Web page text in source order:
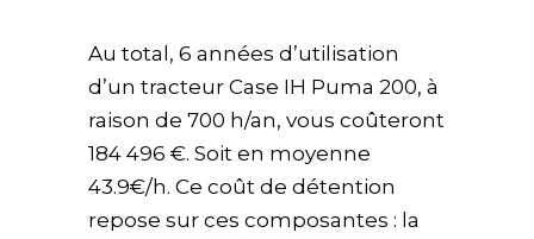
Au total, 6 années d’utilisation
d’un tracteur Case IH Puma 200, à
raison de 700 h/an, vous coûteront
184 496 €. Soit en moyenne
43.9€/h. Ce coût de détention
repose sur ces composantes : la